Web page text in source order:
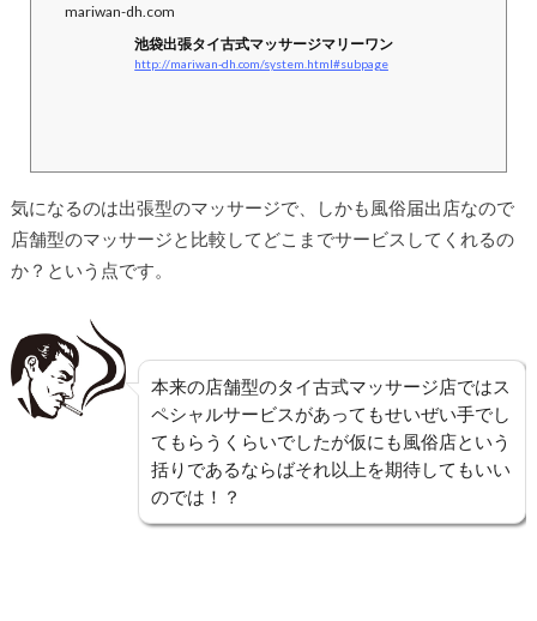
mariwan-dh.com
池袋出張タイ古式マッサージマリーワン
http://mariwan-dh.com/system.html#subpage
気になるのは出張型のマッサージで、しかも風俗届出店なので
店舗型のマッサージと比較してどこまでサービスしてくれるの
か？という点です。
本来の店舗型のタイ古式マッサージ店ではス
ペシャルサービスがあってもせいぜい手でし
てもらうくらいでしたが仮にも風俗店という
括りであるならばそれ以上を期待してもいい
のでは！？